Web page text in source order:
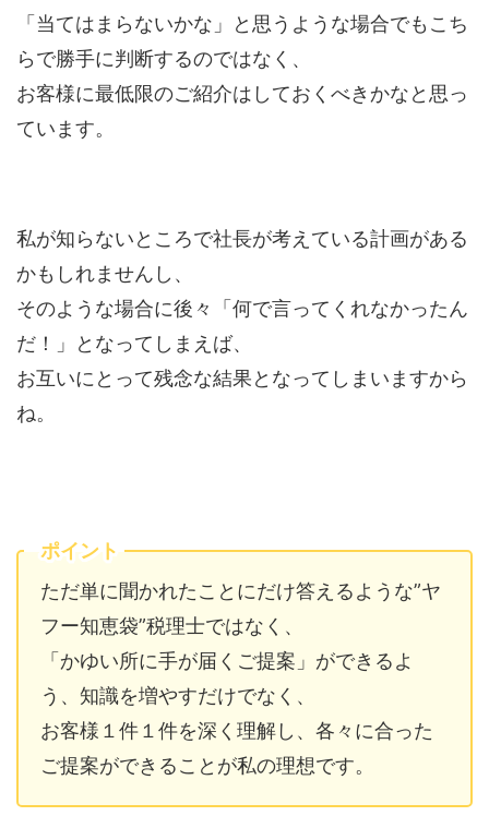
「当てはまらないかな」と思うような場合でもこち
らで勝手に判断するのではなく、
お客様に最低限のご紹介はしておくべきかなと思っ
ています。
私が知らないところで社長が考えている計画がある
かもしれませんし、
そのような場合に後々「何で言ってくれなかったん
だ！」となってしまえば、
お互いにとって残念な結果となってしまいますから
ね。
ポイント
ただ単に聞かれたことにだけ答えるような”ヤ
フー知恵袋”税理士ではなく、
「かゆい所に手が届くご提案」ができるよ
う、知識を増やすだけでなく、
お客様１件１件を深く理解し、各々に合った
ご提案ができることが私の理想です。